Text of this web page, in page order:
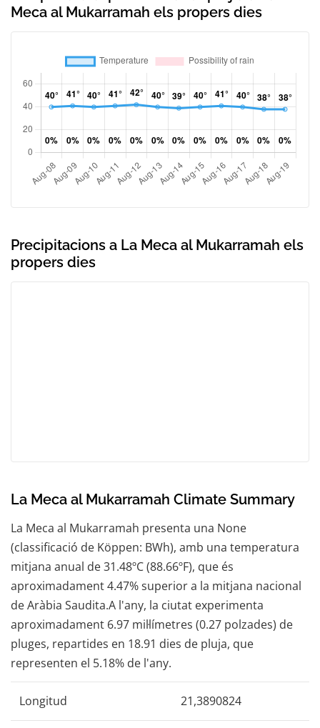
Meca al Mukarramah els propers dies
Precipitacions a La Meca al Mukarramah els
propers dies
La Meca al Mukarramah Climate Summary
La Meca al Mukarramah presenta una None
(classificació de Köppen: BWh), amb una temperatura
mitjana anual de 31.48ºC (88.66ºF), que és
aproximadament 4.47% superior a la mitjana nacional
de Aràbia Saudita.A l'any, la ciutat experimenta
aproximadament 6.97 mil·límetres (0.27 polzades) de
pluges, repartides en 18.91 dies de pluja, que
representen el 5.18% de l'any.
Longitud 21,3890824